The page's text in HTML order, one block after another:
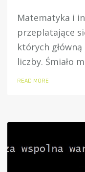
Matematyka i
przeplatające
których
liczby. Śmiało
READ MORE